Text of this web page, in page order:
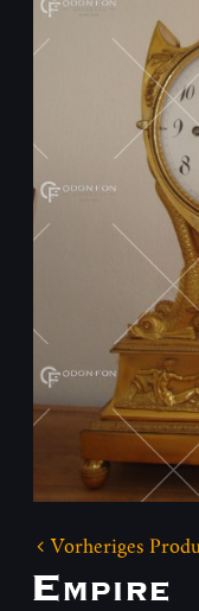
Vorheriges
Empire